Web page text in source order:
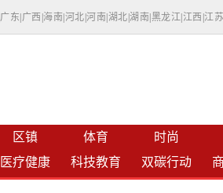
广东 广西 海南 河北 |河南 湖北 |湖南 黑龙江 江西 江苏
区镇 体育 时尚
医疗健康 科技教育 双碳行动